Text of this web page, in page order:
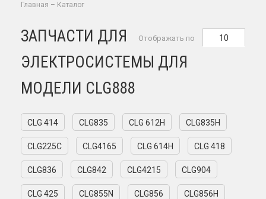
Главная – Каталог
ЗАПЧАСТИ ДЛЯ
ЭЛЕКТРОСИСТЕМЫ ДЛЯ
МОДЕЛИ CLG888
Отображать по 10
CLG 414 CLG835 CLG 612H CLG835H
CLG225C CLG4165 CLG 614H CLG 418
CLG836 CLG842 CLG4215 CLG904
CLG 425 CLG855N CLG856 CLG856H